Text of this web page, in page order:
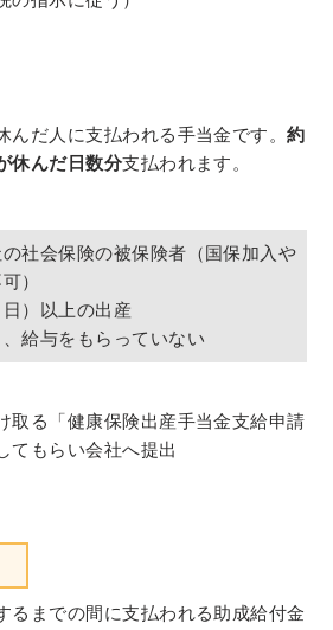
んだ人に支払われる手当金です。約
休んだ日数分支払われます。
社会保険の被保険者（国保加入や
）
）以上の出産
給与をもらっていない
取る「健康保険出産手当金支給申請
てもらい会社へ提出
るまでの間に支払われる助成給付金